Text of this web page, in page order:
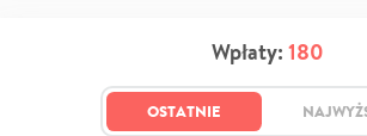
Wpłaty: 180
OSTATNIE